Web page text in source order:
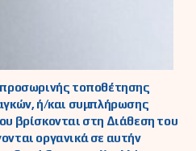
τοποθέτησης
ή/και συμπλήρωσης
βρίσκονται στη Διάθεση του
οργανικά σε αυτήν